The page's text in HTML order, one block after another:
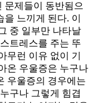
문제들이 동반됨으
느끼게 된다. 이
중 일부만 나타날
트레스를 주는 뚜
무런 이유 없이 기
온 우울증은 누구나
우울증의 경우에는
구나 그렇게 힘겹